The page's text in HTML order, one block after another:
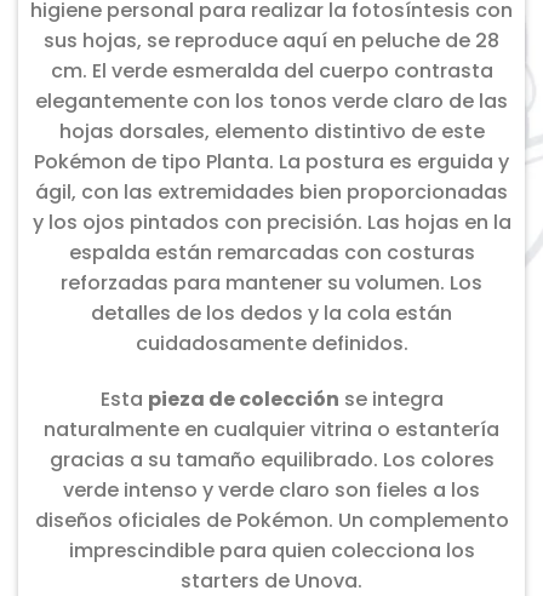
higiene personal para realizar la fotosíntesis con
sus hojas, se reproduce aquí en peluche de 28
cm. El verde esmeralda del cuerpo contrasta
elegantemente con los tonos verde claro de las
hojas dorsales, elemento distintivo de este
Pokémon de tipo Planta. La postura es erguida y
ágil, con las extremidades bien proporcionadas
y los ojos pintados con precisión. Las hojas en la
espalda están remarcadas con costuras
reforzadas para mantener su volumen. Los
detalles de los dedos y la cola están
cuidadosamente definidos.
Esta pieza de colección se integra
naturalmente en cualquier vitrina o estantería
gracias a su tamaño equilibrado. Los colores
verde intenso y verde claro son fieles a los
diseños oficiales de Pokémon. Un complemento
imprescindible para quien colecciona los
starters de Unova.